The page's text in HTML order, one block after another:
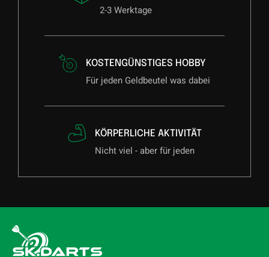
2-3 Werktage
KOSTENGÜNSTIGES HOBBY
Für jeden Geldbeutel was dabei
KÖRPERLICHE AKTIVITÄT
Nicht viel - aber für jeden